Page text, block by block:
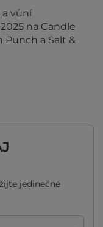
vůní
na Candle
a Salt &
jedinečné